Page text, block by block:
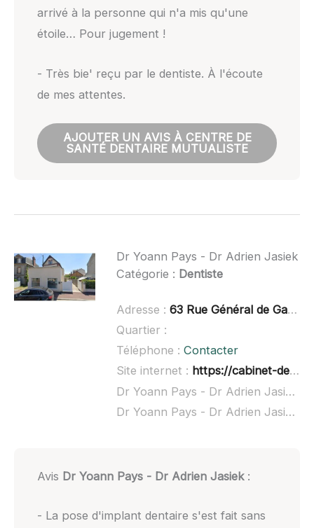
arrivé à la personne qui n'a mis qu'une
étoile… Pour jugement !
- Très bie' reçu par le dentiste. À l'écoute
de mes attentes.
AJOUTER UN AVIS À CENTRE DE
SANTÉ DENTAIRE MUTUALISTE
Dr Yoann Pays - Dr Adrien Jasiek
Catégorie : Dentiste
Adresse : 63 Rue Général de Gaulle, 14160 Dives-sur-Mer
Quartier :
Téléphone : Contacter
Site internet : https://cabinet-dentaire-de-la-cote-fleurie.fr/content/contact
Dr Yoann Pays - Dr Adrien Jasiek à domicile :
Dr Yoann Pays - Dr Adrien Jasiek ouvert dimanche :
Avis Dr Yoann Pays - Dr Adrien Jasiek:
- La pose d'implant dentaire s'est fait sans